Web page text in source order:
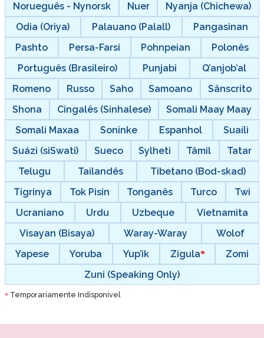
Norueguês - Nynorsk
Nuer
Nyanja (Chichewa)
Odia (Oriya)
Palauano (Palall)
Pangasinan
Pashto
Persa-Farsi Pohnpeian
Polonês
Português (Brasileiro)
Punjabi
Q’anjob’al
Romeno
Russo Saho Samoano
Sânscrito
Shona
Cingalês (Sinhalese)
Somali Maay Maay
Somali Maxaa
Soninke Espanhol
Suaíli
Suázi (siSwati)
Sueco Sylheti Tâmil
Tatar
Telugu
Tailandês
Tibetano (Bod-skad)
Tigrinya
Tok Pisin Tonganês Turco
Twi
Ucraniano
Urdu Uzbeque
Vietnamita
Visayan (Bisaya)
Waray-Waray
Wolof
Yapese
Yoruba Yup’ik Zigula
Zomi
Zuni (Speaking Only)
* Temporariamente Indisponível